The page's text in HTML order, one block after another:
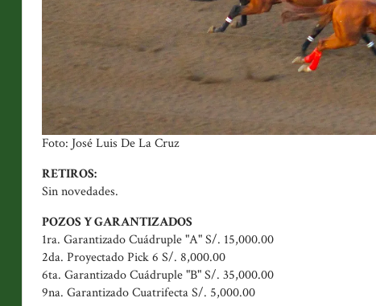
Foto: José Luis De La Cruz
RETIROS:
Sin novedades.
POZOS Y GARANTIZADOS
1ra. Garantizado Cuádruple "A" S/. 15,000.00
2da. Proyectado Pick 6 S/. 8,000.00
6ta. Garantizado Cuádruple "B" S/. 35,000.00
9na. Garantizado Cuatrifecta S/. 5,000.00